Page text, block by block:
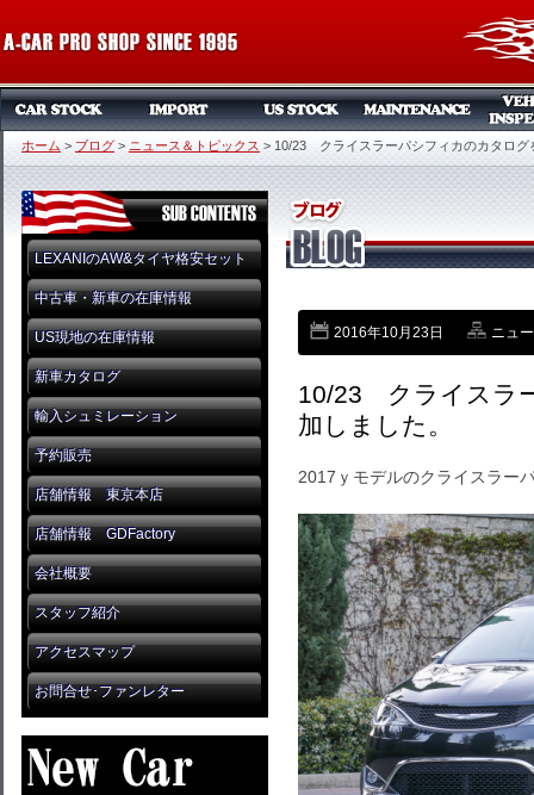
ホーム > ブログ > ニュース＆トピックス > 10/23 クライスラーパシフィカのカタログ
LEXANIのAW&タイヤ格安セット
中古車・新車の在庫情報
US現地の在庫情報
新車カタログ
輸入シュミレーション
予約販売
店舗情報 東京本店
店舗情報 GDFactory
会社概要
スタッフ紹介
アクセスマップ
お問合せ･ファンレター
2016年10月23日 ニュ
10/23 クライスラ
加しました。
2017ｙモデルのクライスラー